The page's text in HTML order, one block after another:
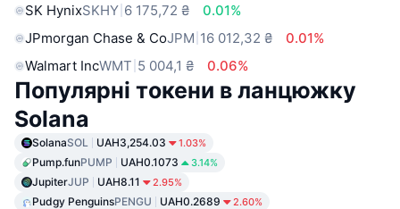
SK HynixSKHY 6 175,72 ₴
0.01%
JPmorgan Chase & CoJPM 16 012,32 ₴
0.01%
Walmart IncWMT 5 004,1 ₴ 0.06%
Популярні токени в ланцюжку
Solana
SolanaSOL UAH3,254.03 1.03%
Pump.funPUMP UAH0.1073 3.14%
JupiterJUP UAH8.11 2.95%
Pudgy PenguinsPENGU UAH0.2689 2.60%